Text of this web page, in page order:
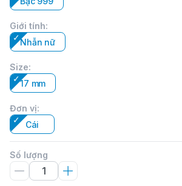
Giới tính:
Nhẫn nữ
Size:
17 mm
Đơn vị:
Cái
Số lượng